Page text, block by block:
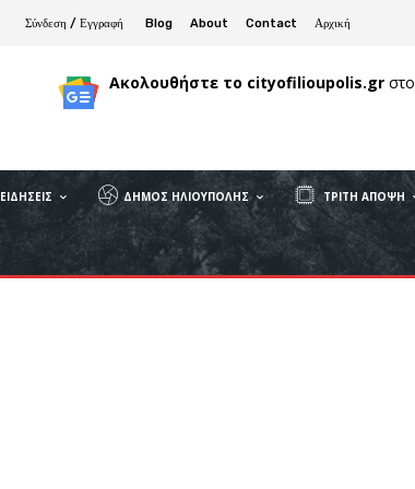
Σύνδεση / Εγγραφή Blog About Contact Αρχική
Ακολουθήστε το cityofilioupolis.gr στο
ΕΙΔΉΣΕΙΣ ΔΉΜΟΣ ΗΛΙΟΎΠΟΛΗΣ ΤΡΊΤΗ ΆΠΟΨΗ